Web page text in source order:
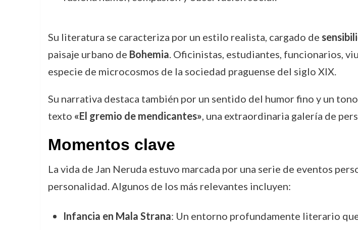
Su literatura se caracteriza por un estilo realista, cargado de
paisaje urbano de Bohemia. Oficinistas, estudiantes, funcionarios,
especie de microcosmos de la sociedad praguense del siglo XIX.
Su narrativa destaca también por un sentido del humor fino y un
texto «El gremio de mendicantes», una extraordinaria galería de
Momentos clave
La vida de Jan Neruda estuvo marcada por una serie de eventos
personalidad. Algunos de los más relevantes incluyen:
Infancia en Mala Strana: Un entorno profundamente literario